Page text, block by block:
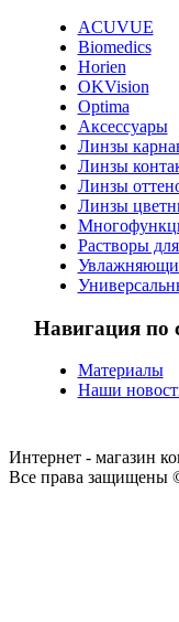
ACUVUE
Biomedics
Horien
OKVision
Optima
Аксессуары
Линзы
Линзы
Линзы
Линзы
Растворы
Навигация по
Материалы
Наши
Интернет - магазин
Все права защищены